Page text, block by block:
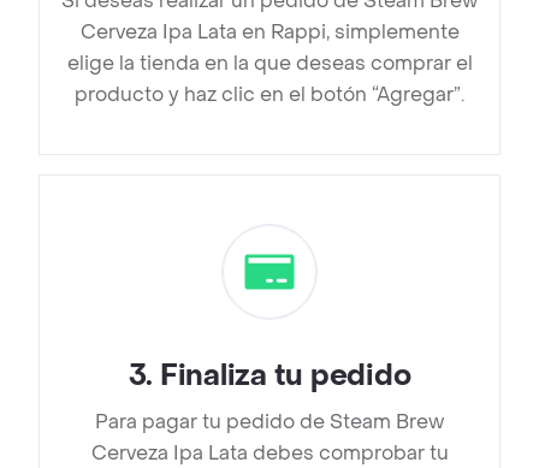
Cerveza Ipa Lata en Rappi, simplemente
elige la tienda en la que deseas comprar el
producto y haz clic en el botón “Agregar”.
3. Finaliza tu pedido
Para pagar tu pedido de Steam Brew
Cerveza Ipa Lata debes comprobar tu